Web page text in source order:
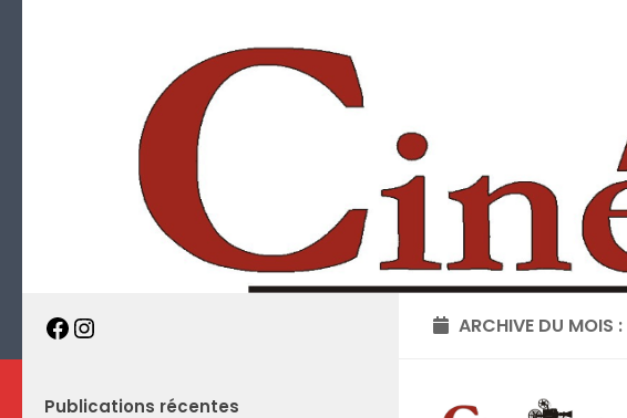
ARCHIVE DU MOIS :
Facebook
Publications récentes